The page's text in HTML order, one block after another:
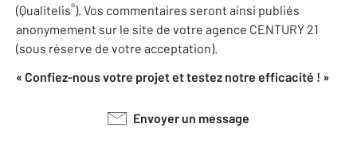
(Qualitelis®). Vos commentaires seront ainsi publiés
anonymement sur le site de votre agence CENTURY 21
(sous réserve de votre acceptation).
« Confiez-nous votre projet et testez notre efficacité ! »
Envoyer un message